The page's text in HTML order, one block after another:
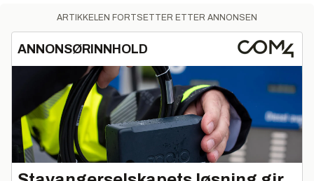
ARTIKKELEN FORTSETTER ETTER ANNONSEN
ANNONSØRINNHOLD